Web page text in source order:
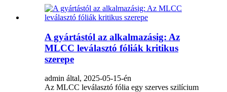
A gyártástól az alkalmazásig: Az
MLCC leválasztó fóliák kritikus
szerepe
admin által, 2025-05-15-én
Az MLCC leválasztó fólia egy szerves szilícium